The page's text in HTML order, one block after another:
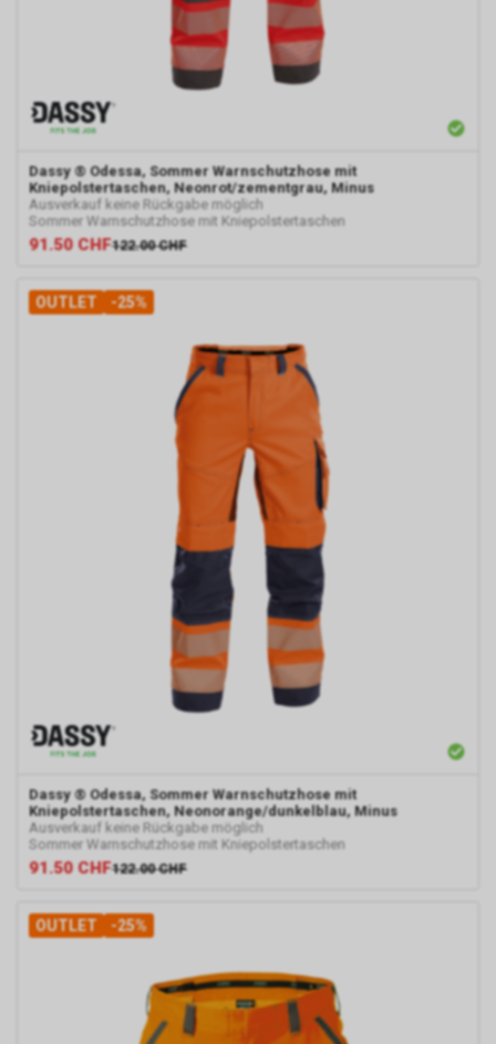
Dassy ® Odessa, Sommer Warnschutzhose mit
Kniepolstertaschen, Neonrot/zementgrau, Minus
Ausverkauf keine Rückgabe möglich
Sommer Warnschutzhose mit Kniepolstertaschen
91.50 CHF122.00 CHF
OUTLET -25%
Dassy ® Odessa, Sommer Warnschutzhose mit
Kniepolstertaschen, Neonorange/dunkelblau, Minus
Ausverkauf keine Rückgabe möglich
Sommer Warnschutzhose mit Kniepolstertaschen
91.50 CHF122.00 CHF
OUTLET -25%